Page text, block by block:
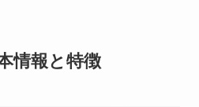
情報と特徴